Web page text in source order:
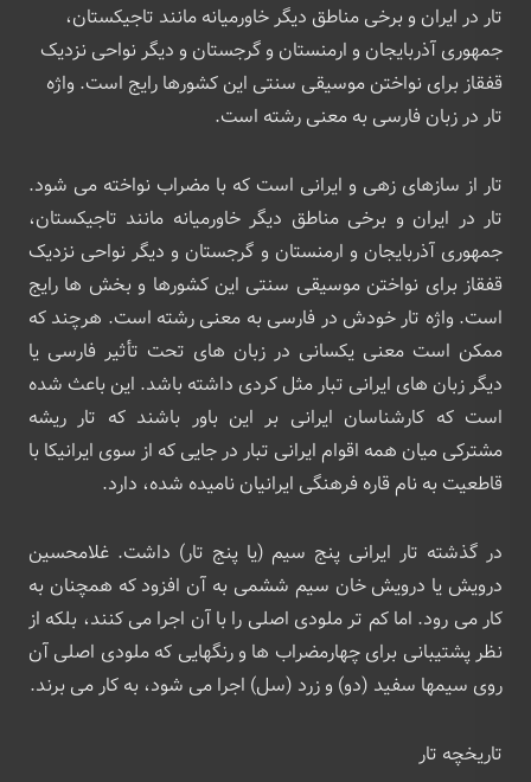
تار در ایران و برخی مناطق دیگر خاورمیانه مانند تاجیکستان،
جمهوری آذربایجان و ارمنستان و گرجستان و دیگر نواحی نزدیک
قفقاز برای نواختن موسیقی سنتی این کشورها رایج است. واژه
تار در زبان فارسی به معنی رشته‌ است.
تار از سازهای زهی و ایرانی است که با مضراب نواخته می ‌شود.
تار در ایران و برخی مناطق دیگر خاورمیانه مانند تاجیکستان،
جمهوری آذربایجان و ارمنستان و گرجستان و دیگر نواحی نزدیک
قفقاز برای نواختن موسیقی سنتی این کشورها و بخش ‌ها رایج
است. واژه تار خودش در فارسی به معنی رشته‌ است. هرچند که
ممکن است معنی یکسانی در زبان‌ های تحت تأثیر فارسی یا
دیگر زبان‌ های ایرانی تبار مثل کردی داشته باشد. این باعث شده
‌است که کارشناسان ایرانی بر این باور باشند که تار ریشه
مشترکی میان همه اقوام ایرانی تبار در جایی که از سوی ایرانیکا با
قاطعیت به نام قاره فرهنگی ایرانیان نامیده شده، دارد.
در گذشته تار ایرانی پنج سیم (یا پنج تار) داشت. غلامحسین
درویش یا درویش‌ خان سیم ششمی به آن افزود که همچنان به
کار می ‌رود. اما کم ‌تر ملودی اصلی را با آن اجرا می ‌کنند، بلکه از
نظر پشتیبانی برای چهارمضراب ها و رنگهایی که ملودی اصلی آن
روی سیمها سفید (دو) و زرد (سل) اجرا می ‌شود، به کار می‌ برند.
تاریخچه تار